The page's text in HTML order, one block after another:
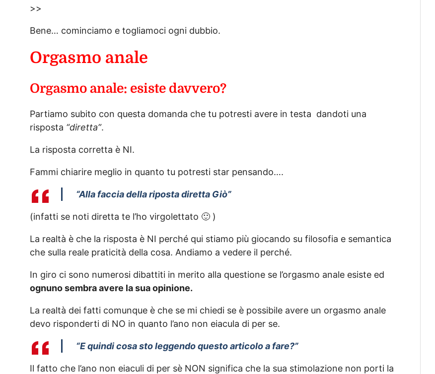
>>
Bene… cominciamo e togliamoci ogni dubbio.
Orgasmo anale
Orgasmo anale: esiste davvero?
Partiamo subito con questa domanda che tu potresti avere in testa dandoti una
risposta “diretta”.
La risposta corretta è NI.
Fammi chiarire meglio in quanto tu potresti star pensando….
“Alla faccia della riposta diretta Giò”
(infatti se noti diretta te l’ho virgolettato 🙂 )
La realtà è che la risposta è NI perché qui stiamo più giocando su filosofia e semantica
che sulla reale praticità della cosa. Andiamo a vedere il perché.
In giro ci sono numerosi dibattiti in merito alla questione se l’orgasmo anale esiste ed
ognuno sembra avere la sua opinione.
La realtà dei fatti comunque è che se mi chiedi se è possibile avere un orgasmo anale
devo risponderti di NO in quanto l’ano non eiacula di per se.
“E quindi cosa sto leggendo questo articolo a fare?”
Il fatto che l’ano non eiaculi di per sè NON significa che la sua stimolazione non porti la